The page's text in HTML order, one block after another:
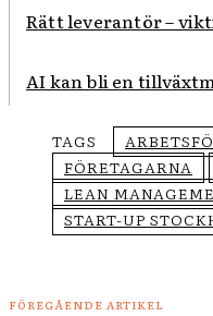
Rätt leverantör –
AI kan bli en
TAGS
FÖRETAGARNA
LEAN
START-UP
FÖREGÅENDE ARTIKEL